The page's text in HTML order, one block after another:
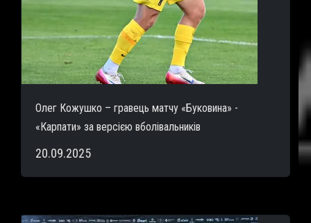
Олег Кожушко – гравець матчу «Буковина» -
«Карпати» за версією вболівальників
20.09.2025